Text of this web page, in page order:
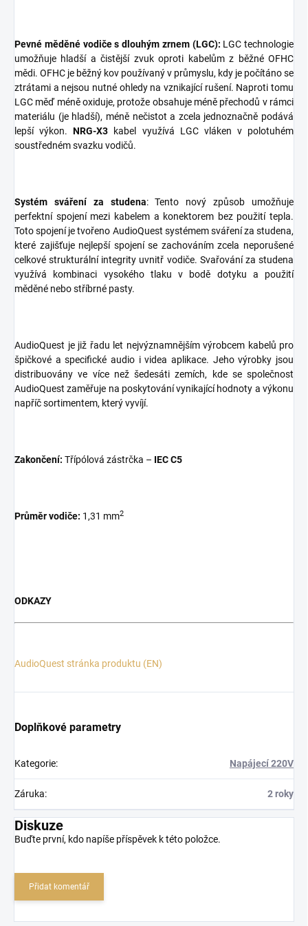
Pevné měděné vodiče s dlouhým zrnem (LGC): LGC technologie
umožňuje hladší a čistější zvuk oproti kabelům z běžné OFHC
mědi. OFHC je běžný kov používaný v průmyslu, kdy je počítáno se
ztrátami a nejsou nutné ohledy na vznikající rušení. Naproti tomu
LGC měď méně oxiduje, protože obsahuje méně přechodů v rámci
materiálu (je hladší), méně nečistot a zcela jednoznačně podává
lepší výkon.NRG-X3 kabel využívá LGC vláken v polotuhém
soustředném svazku vodičů.
Systém sváření za studena: Tento nový způsob umožňuje
perfektní spojení mezi kabelem a konektorem bez použití tepla.
Toto spojení je tvořeno AudioQuest systémem sváření za studena,
které zajišťuje nejlepší spojení se zachováním zcela neporušené
celkové strukturální integrity uvnitř vodiče. Svařování za studena
využívá kombinaci vysokého tlaku v bodě dotyku a použití
měděné nebo stříbrné pasty.
AudioQuest je již řadu let nejvýznamnějším výrobcem kabelů pro
špičkové a specifické audio i videa aplikace. Jeho výrobky jsou
distribuovány ve více než šedesáti zemích, kde se společnost
AudioQuest zaměřuje na poskytování vynikající hodnoty a výkonu
napříč sortimentem, který vyvíjí.
Zakončení: Třípólová zástrčka – IEC C5
Průměr vodiče: 1,31 mm2
ODKAZY
AudioQuest stránka produktu (EN)
Doplňkové parametry
Kategorie: Napájecí 220V
Záruka: 2 roky
Diskuze
Buďte první, kdo napíše příspěvek k této položce.
Přidat komentář